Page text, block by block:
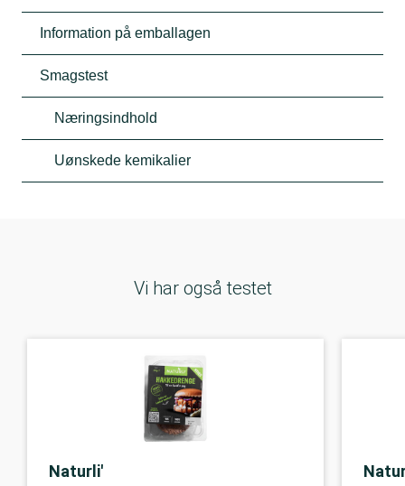
Information på emballagen
Smagstest
Næringsindhold
Uønskede kemikalier
Vi har også testet
Naturli'